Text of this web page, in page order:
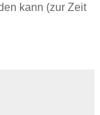
kann (zur Zeit